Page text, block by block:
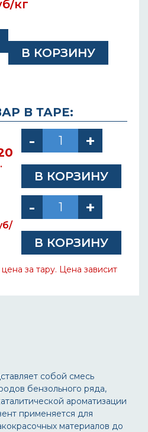
кг
В ТАРЕ:
за тару. Цена зависит
собой смесь
бензольного ряда,
ароматизации
применяется для
материалов до